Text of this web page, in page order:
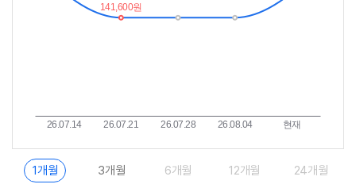
1개월 3개월 6개월 12개월 24개월